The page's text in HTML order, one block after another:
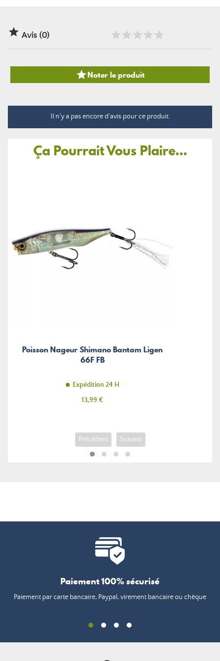
 Avis (0)
Noter le produit
Il n'y a pas encore d'avis pour ce produit.
Ça Pourrait Vous Plaire...
Poisson Nageur Shimano Bantam Ligen
66F FB
Expédition 24 H
Prix
13,99 €
Précédent Suivant
Paiement 100% sécurisé
Paiement par carte bancaire, Paypal, virement bancaire ou chèque